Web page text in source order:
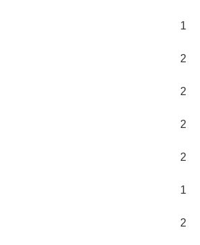
1
2
2
2
2
1
2